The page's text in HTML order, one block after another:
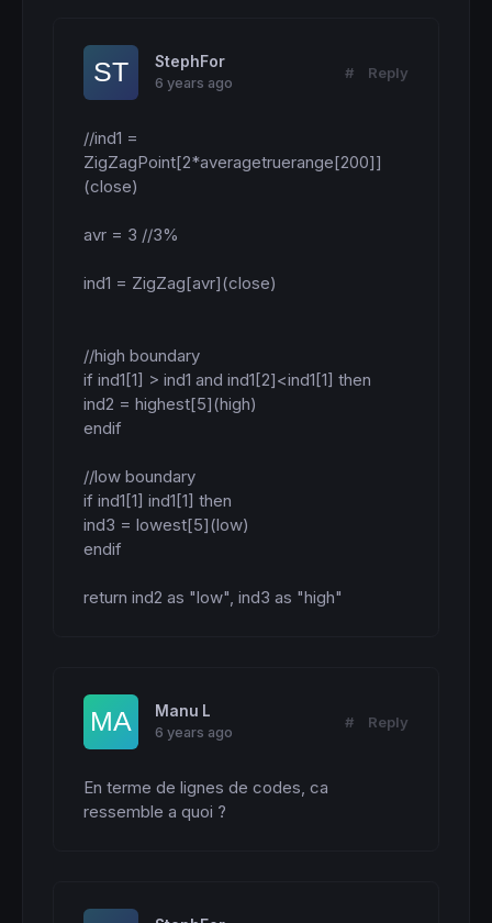
StephFor
6 years ago
# Reply
//ind1 =
ZigZagPoint[2*averagetruerange[200]]
(close)
avr = 3 //3%
ind1 = ZigZag[avr](close)
//high boundary
if ind1[1] > ind1 and ind1[2]<ind1[1] then
ind2 = highest[5](high)
endif
//low boundary
if ind1[1] ind1[1] then
ind3 = lowest[5](low)
endif
return ind2 as "low", ind3 as "high"
Manu L
6 years ago
# Reply
En terme de lignes de codes, ca
ressemble a quoi ?